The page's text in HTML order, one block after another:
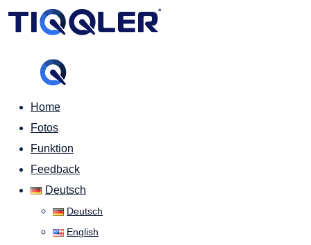
Home
Fotos
Funktion
Feedback
Deutsch
Deutsch
English